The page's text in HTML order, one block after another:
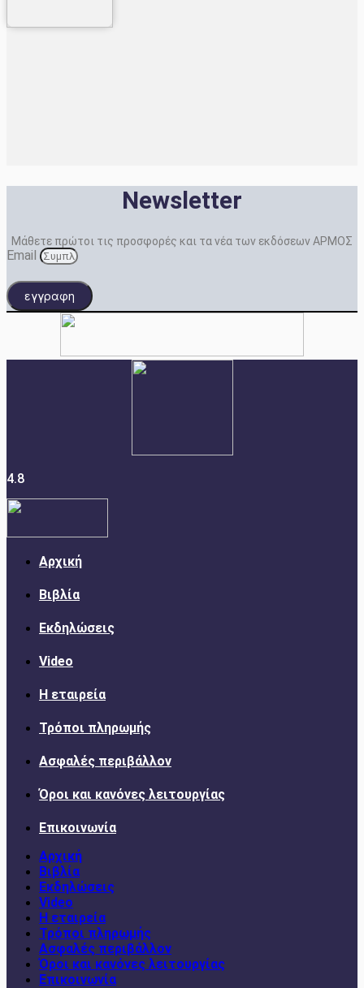
Newsletter
Μάθετε πρώτοι τις προσφορές και τα νέα των εκδόσεων ΑΡΜΟΣ
Email
εγγραφη
4.8
Αρχική
Βιβλία
Εκδηλώσεις
Video
Η εταιρεία
Τρόποι πληρωμής
Ασφαλές περιβάλλον
Όροι και κανόνες λειτουργίας
Επικοινωνία
Αρχική
Βιβλία
Εκδηλώσεις
Video
Η εταιρεία
Τρόποι πληρωμής
Ασφαλές περιβάλλον
Όροι και κανόνες λειτουργίας
Επικοινωνία